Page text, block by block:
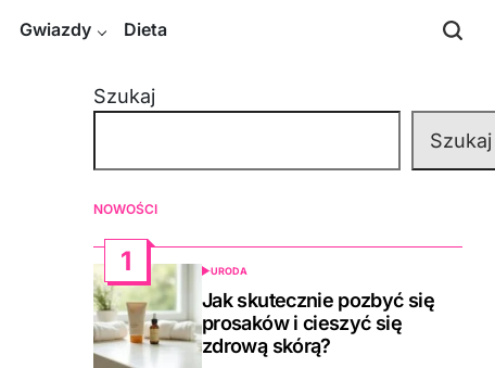
Gwiazdy Dieta
Szukaj
Szukaj
NOWOŚCI
1
POSTED
IN
URODA
Jak skutecznie pozbyć się
prosaków i cieszyć się
zdrową skórą?